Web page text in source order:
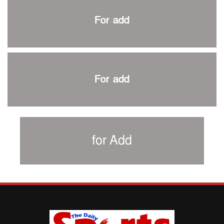
শান্ত-মুমিনুলদের ব্যাটে প্রথম দিন বাংলাদেশের
প্রচার বিমুখ এক ক্রীড়া অন্তপ্রাণ সংগঠক
সাফের হ্যাটট্রিক মিশনে থাইল্যান্ডের পথে আফঈদারা
বায়ার্নকে বিদায় করে ফাইনালে পিএসজি
আগামী বছর থেকে শিক্ষাক্ষেত্রে খেলাধুলা বাধ্যতামূলক করা হবে:
পাকিস্তানের বিপক্ষে টেস্টের আগে বাংলাদেশের প্রস্তুতি নিয়ে
For add
For add
for Add